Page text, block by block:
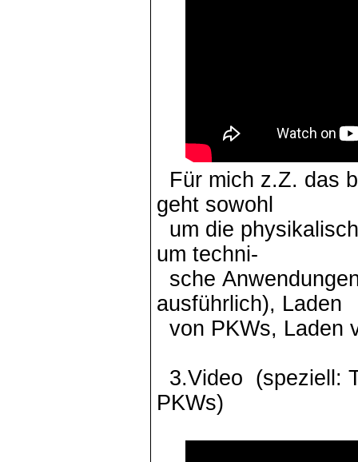
Für mich z.Z. das
geht sowohl
um die
um techni-
sche
ausführlich), Laden
von PKWs, Laden
3.Video (speziell:
PKWs)